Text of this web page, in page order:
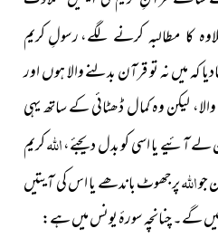
کا مطالبہ کرنے لگے،رسولِ کریم
کہ میں نہ تو قرآن بدلنے والا ہوں اور
لیکن وہ کمال ڈھٹائی کے ساتھ یہی
آئیے یا اسی کو بدل دیجئے،اللہکریم
جواللہپر جھوٹ باندھے یا اس کی آیتیں
گے۔ چنانچہ سورۂ یونس میں ہے: